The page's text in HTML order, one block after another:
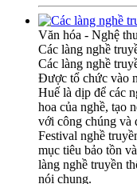
Văn hóa - Nghệ
Các làng nghề
Các làng nghề
Được tổ chức vào
Huế là dịp để các
hoa của nghề, tạo
với công chúng và
Festival nghề
mục tiêu bảo tồn
làng nghề truyền
nói chung.